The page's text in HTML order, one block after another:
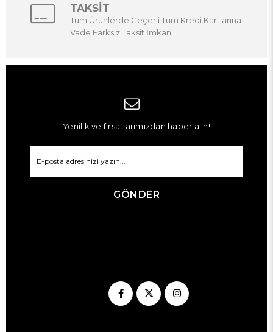
TAKSİT
Tüm Ürünlerde Geçerli Tüm Kredi Kartlarına
Vade Farksız Taksit İmkanı!
Yenilik ve fırsatlarımızdan haber alın!
GÖNDER